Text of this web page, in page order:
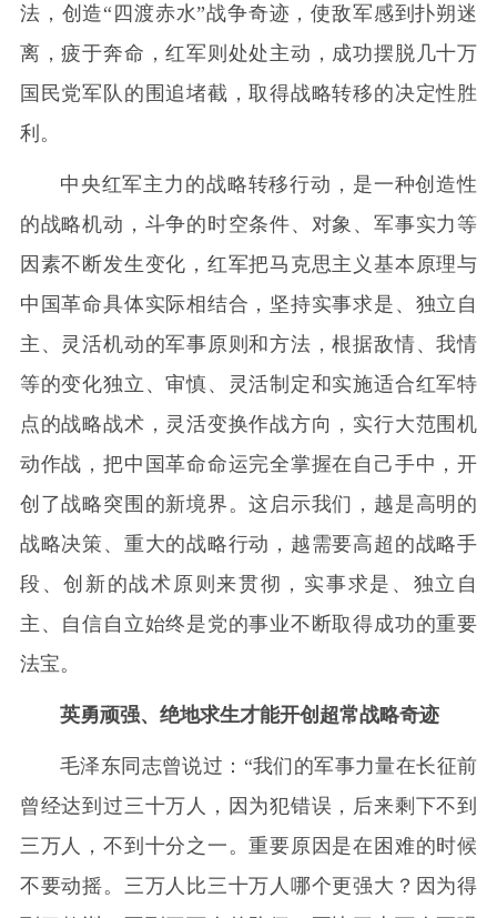
法，创造“四渡赤水”战争奇迹，使敌军感到扑朔迷
离，疲于奔命，红军则处处主动，成功摆脱几十万
国民党军队的围追堵截，取得战略转移的决定性胜
利。
中央红军主力的战略转移行动，是一种创造性
的战略机动，斗争的时空条件、对象、军事实力等
因素不断发生变化，红军把马克思主义基本原理与
中国革命具体实际相结合，坚持实事求是、独立自
主、灵活机动的军事原则和方法，根据敌情、我情
等的变化独立、审慎、灵活制定和实施适合红军特
点的战略战术，灵活变换作战方向，实行大范围机
动作战，把中国革命命运完全掌握在自己手中，开
创了战略突围的新境界。这启示我们，越是高明的
战略决策、重大的战略行动，越需要高超的战略手
段、创新的战术原则来贯彻，实事求是、独立自
主、自信自立始终是党的事业不断取得成功的重要
法宝。
英勇顽强、绝地求生才能开创超常战略奇迹
毛泽东同志曾说过：“我们的军事力量在长征前
曾经达到过三十万人，因为犯错误，后来剩下不到
三万人，不到十分之一。重要原因是在困难的时候
不要动摇。三万人比三十万人哪个更强大？因为得